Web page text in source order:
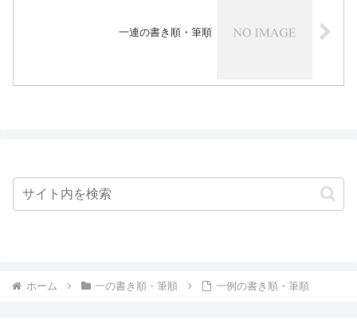
一連の書き順・筆順
ホーム 一の書き順・筆順 一例の書き順・筆順